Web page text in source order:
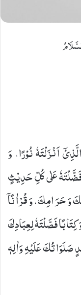
اَنْزَلْتَهٗ نُوْرًا، وَ
فَضَّلْتَهٗ عَلٰى كُلِّ حَدِیْثٍ
وَ حَرَامِكَ، وَ قُرْاٰنًاۤ
فَصَّلْتَهٗ لِعِبَادِكَ
صَلَوَاتُكَ عَلَیْهِ وَاٰلِهٖ-